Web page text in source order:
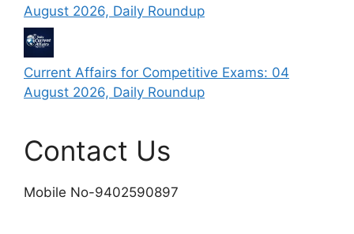
August 2026, Daily Roundup
Current Affairs for Competitive Exams: 04
August 2026, Daily Roundup
Contact Us
Mobile No-9402590897